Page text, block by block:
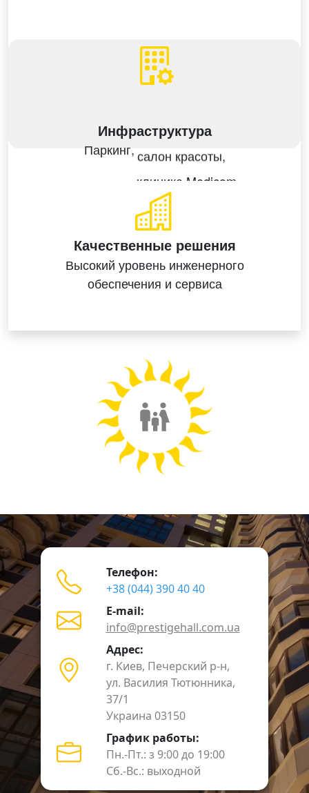
Инфраструктура
Паркинг,салон красоты,
клиника Medicom
Качественные решения
Высокий уровеньинженерного
обеспечения и сервиса
Телефон:
+38 (044) 390 40 40
E-mail:
info@prestigehall.com.ua
Адрес:
г. Киев, Печерский р-н,
ул. Василия Тютюнника,
37/1
Украина 03150
График работы:
Пн.-Пт.: з 9:00 до 19:00
Сб.-Вс.: выходной